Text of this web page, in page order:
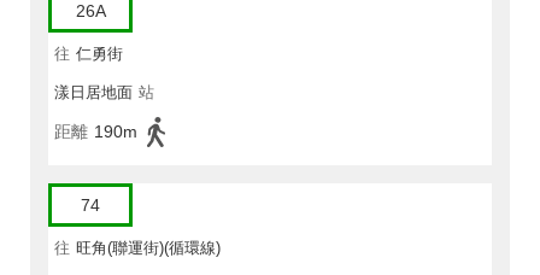
26A
往 仁勇街
漾日居地面 站
距離 190m
74
往 旺角(聯運街)(循環線)